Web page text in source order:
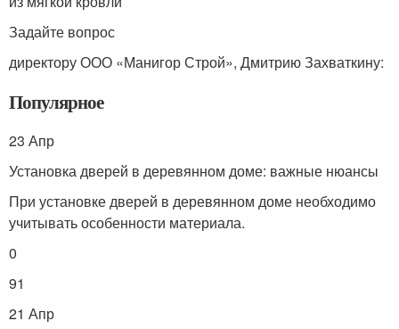
Задайте вопрос
директору ООО «Манигор Строй», Дмитрию Захваткину:
Популярное
23 Апр
Установка дверей в деревянном доме: важные нюансы
При установке дверей в деревянном доме необходимо
учитывать особенности материала.
0
91
21 Апр